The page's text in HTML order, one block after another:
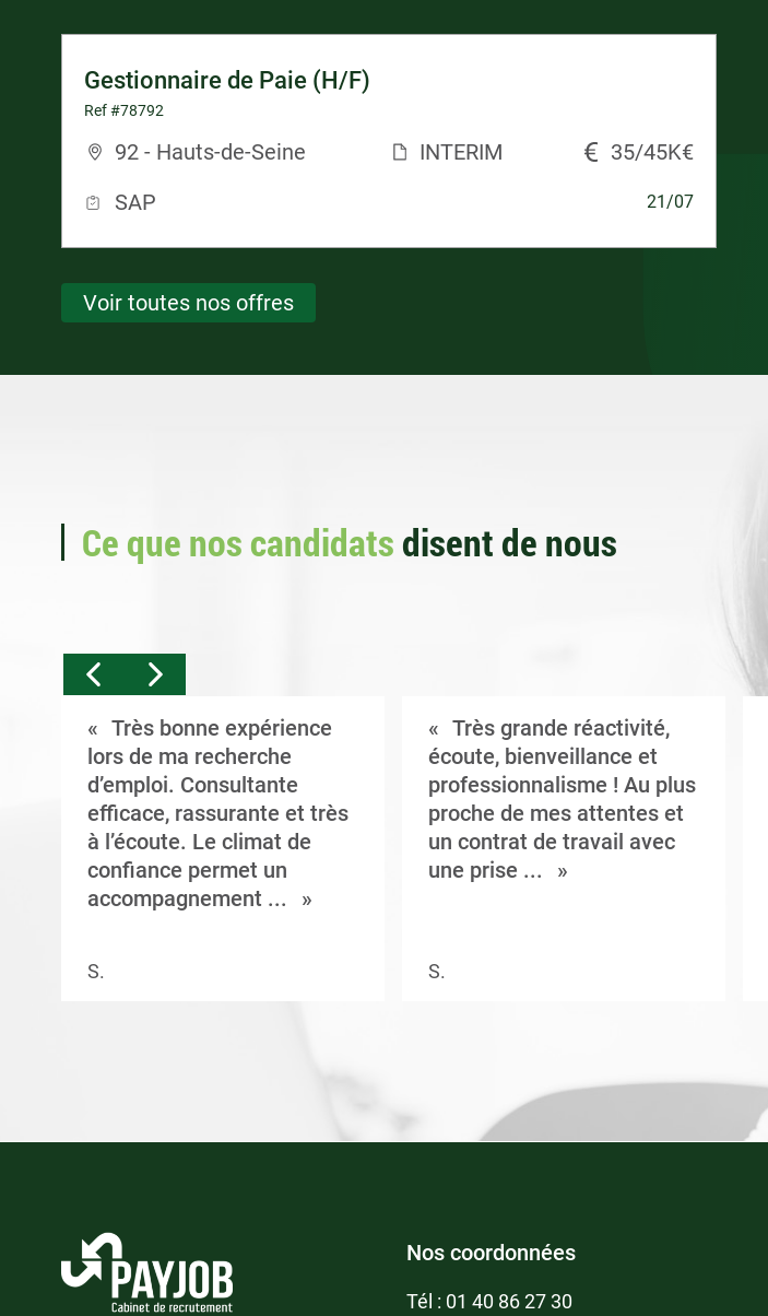
Gestionnaire de Paie (H/F)
Ref #78792
92 - Hauts-de-Seine INTERIM
35/45K€
SAP
21/07
Voir toutes nos offres
Ce que nos candidats disent de nous
Très bonne expérience
lors de ma recherche
d’emploi. Consultante
efficace, rassurante et très
à l’écoute. Le climat de
confiance permet un
accompagnement ...
S.
Très grande réactivité,
écoute, bienveillance et
professionnalisme ! Au plus
proche de mes attentes et
un contrat de travail avec
une prise ...
S.
Nos coordonnées
Tél : 01 40 86 27 30